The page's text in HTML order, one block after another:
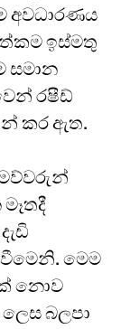
අවධාරණය
ඉස්මතු
සමාන
රෂීඩ්
කර ඇත.
මෙම
නොව
බලපා